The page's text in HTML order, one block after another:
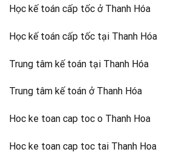
Học kế toán cấp tốc ở Thanh Hóa
Học kế toán cấp tốc tại Thanh Hóa
Trung tâm kế toán tại Thanh Hóa
Trung tâm kế toán ở Thanh Hóa
Hoc ke toan cap toc o Thanh Hoa
Hoc ke toan cap toc tai Thanh Hoa